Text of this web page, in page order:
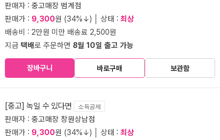
판매자 : 중고매장 범계점
판매가 : 9,300원 (34%↓) │ 상태 : 최상
배송비 : 2만원 미만 배송료 2,500원
지금 택배로 주문하면 8월 10일 출고 가능
장바구니 바로구매 보관함
[중고] 녹일 수 있다면 소득공제
판매자 : 중고매장 창원상남점
판매가 : 9,300원 (34%↓) │ 상태 : 최상